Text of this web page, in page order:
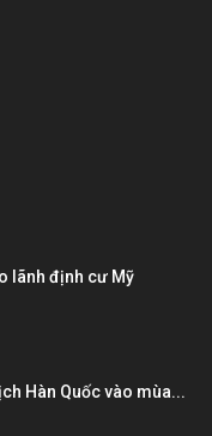
lãnh định cư Mỹ
Hàn Quốc vào mùa...